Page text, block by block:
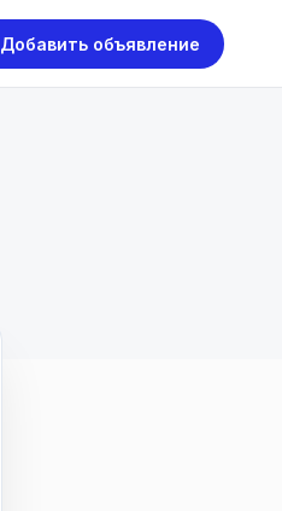
Добавить объявление